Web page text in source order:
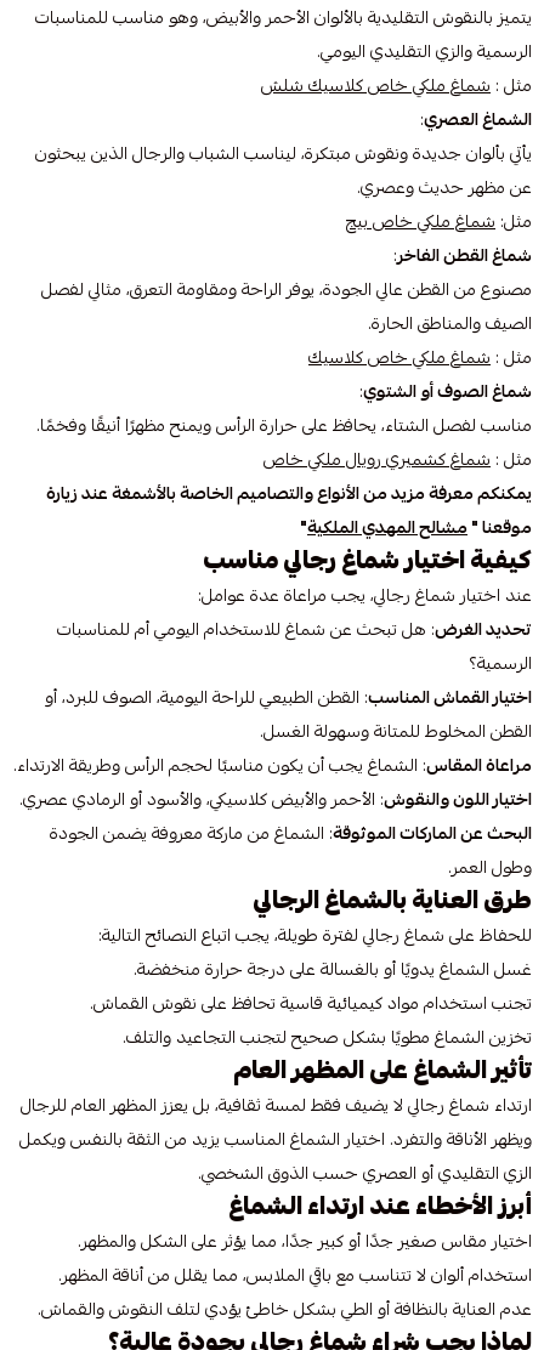
يتميز بالنقوش التقليدية بالألوان الأحمر والأبيض، وهو مناسب للمناسبات
الرسمية والزي التقليدي اليومي.
مثل :شماغ ملكي خاص كلاسيك شلش
الشماغ العصري:
يأتي بألوان جديدة ونقوش مبتكرة، ليناسب الشباب والرجال الذين يبحثون
عن مظهر حديث وعصري.
مثل:شماغ ملكي خاص بيج
شماغ القطن الفاخر:
مصنوع من القطن عالي الجودة، يوفر الراحة ومقاومة التعرق، مثالي لفصل
الصيف والمناطق الحارة.
مثل :شماغ ملكي خاص كلاسيك
شماغ الصوف أو الشتوي:
مناسب لفصل الشتاء، يحافظ على حرارة الرأس ويمنح مظهرًا أنيقًا وفخمًا.
مثل :شماغ كشميري رويال ملكي خاص
يمكنكم معرفة مزيد من الأنواع والتصاميم الخاصة بالأشمغة عند زيارة
موقعنا "مشالح المهدي الملكية"
كيفية اختيار شماغ رجالي مناسب
عند اختيار شماغ رجالي، يجب مراعاة عدة عوامل:
تحديد الغرض: هل تبحث عن شماغ للاستخدام اليومي أم للمناسبات
الرسمية؟
اختيار القماش المناسب: القطن الطبيعي للراحة اليومية، الصوف للبرد، أو
القطن المخلوط للمتانة وسهولة الغسل.
مراعاة المقاس: الشماغ يجب أن يكون مناسبًا لحجم الرأس وطريقة الارتداء.
اختيار اللون والنقوش: الأحمر والأبيض كلاسيكي، والأسود أو الرمادي عصري.
البحث عن الماركات الموثوقة: الشماغ من ماركة معروفة يضمن الجودة
وطول العمر.
طرق العناية بالشماغ الرجالي
للحفاظ على شماغ رجالي لفترة طويلة، يجب اتباع النصائح التالية:
غسل الشماغ يدويًا أو بالغسالة على درجة حرارة منخفضة.
تجنب استخدام مواد كيميائية قاسية تحافظ على نقوش القماش.
تخزين الشماغ مطويًا بشكل صحيح لتجنب التجاعيد والتلف.
تأثير الشماغ على المظهر العام
ارتداء شماغ رجالي لا يضيف فقط لمسة ثقافية، بل يعزز المظهر العام للرجال
ويظهر الأناقة والتفرد. اختيار الشماغ المناسب يزيد من الثقة بالنفس ويكمل
الزي التقليدي أو العصري حسب الذوق الشخصي.
أبرز الأخطاء عند ارتداء الشماغ
اختيار مقاس صغير جدًا أو كبير جدًا، مما يؤثر على الشكل والمظهر.
استخدام ألوان لا تتناسب مع باقي الملابس، مما يقلل من أناقة المظهر.
عدم العناية بالنظافة أو الطي بشكل خاطئ يؤدي لتلف النقوش والقماش.